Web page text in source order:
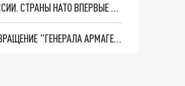
"ОЧЕНЬ ПЛОХИЕ НОВОСТИ": БОЛЬШАЯ ОШИБКА PALANTIR В РОССИИ. СТРАНЫ НАТО ВПЕРВЫЕ ЗА СВО ОСТАНОВИЛИ ПОСТАВКИ ОРУЖИЯ. ВСУ ТЕРЯЮТ ПРИГРАНИЧЬЕ?
ТРИ ГЛАВНЫХ ИНСАЙДА ОБ СВО. ОТМЕНА МОБИЛИЗАЦИИ И ВОЗВРАЩЕНИЕ "ГЕНЕРАЛА АРМАГЕДДОНА"? ОТЛИЧНЫЕ НОВОСТИ, КОТОРЫЕ ЖДАЛИ ВСЕ